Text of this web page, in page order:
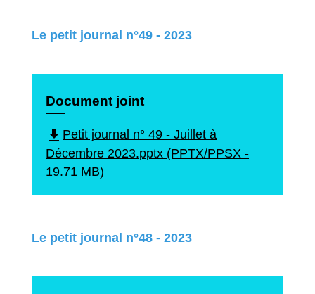
Le petit journal n°49 - 2023
Document joint
file_download Petit journal n° 49 - Juillet à
Décembre 2023.pptx (PPTX/PPSX -
19.71 MB)
Le petit journal n°48 - 2023